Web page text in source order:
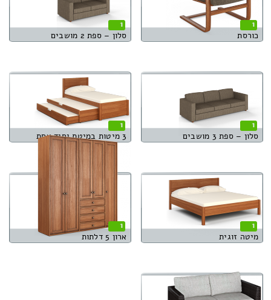
1
כורסת
1
סלון – ספת 2 מושבים
1
סלון – ספת 3 מושבים
1
3 מיטות במיטת יחיד אחת
1
מיטה זוגית
1
ארון 5 דלתות